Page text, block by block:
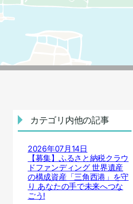
カテゴリ内他の記事
2026年07月14日
【募集】ふるさと納税クラウ
ドファンディング 世界遺産
の構成資産「三角西港」を守
り あなたの手で未来へつな
ごう!